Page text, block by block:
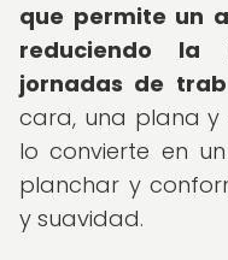
que permite un
reduciendo la
jornadas de
cara, una plana
lo convierte en
planchar y
y suavidad.